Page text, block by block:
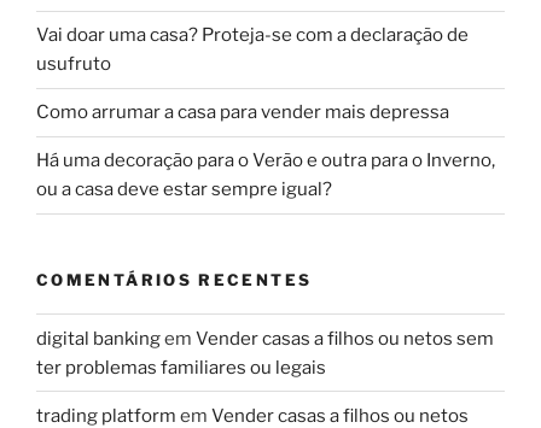
Vai doar uma casa? Proteja-se com a declaração de
usufruto
Como arrumar a casa para vender mais depressa
Há uma decoração para o Verão e outra para o Inverno,
ou a casa deve estar sempre igual?
COMENTÁRIOS RECENTES
digital bankingem Vender casas a filhos ou netos sem
ter problemas familiares ou legais
trading platform em Vender casas a filhos ou netos